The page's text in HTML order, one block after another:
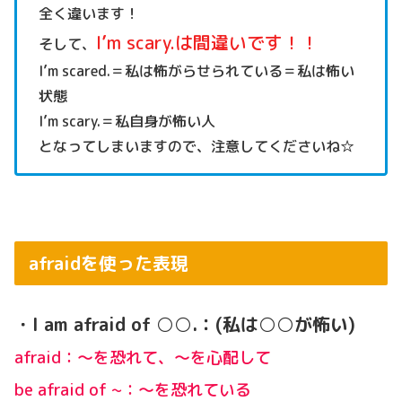
全く違います！
そして、 I’m scary.は間違いです！！
I’m scared.＝私は怖がらせられている＝私は怖い
状態
I’m scary.＝私自身が怖い人
となってしまいますので、注意してくださいね☆
afraidを使った表現
・I am afraid of ○○.：(私は○○が怖い)
afraid：～を恐れて、～を心配して
be afraid of ~：～を恐れている